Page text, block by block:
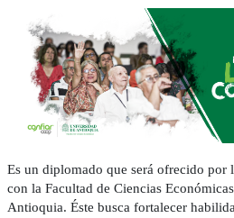
Es un diplomado que será ofrecido por
con la Facultad de Ciencias
Antioquia. Éste busca fortalecer